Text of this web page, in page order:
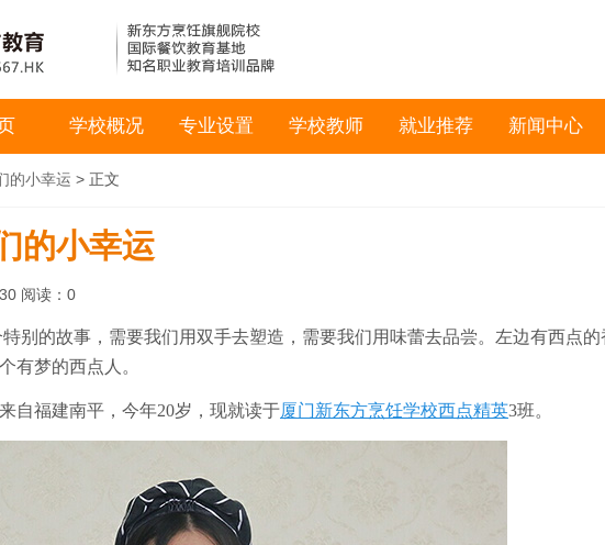
学校概况 专业设置 学校教师 就业推荐 新闻中心
的小幸运 > 正文
的小幸运
阅读： 0
别的故事，需要我们用双手去塑造，需要我们用味蕾去品尝。左边有西点的
有梦的西点人 。
来自福建南平 ，今年20岁，现就读于厦门新东方烹饪学校西点精英3班。